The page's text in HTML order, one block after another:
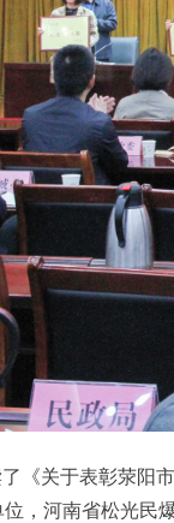
《关于表彰荥阳
，河南省松光民